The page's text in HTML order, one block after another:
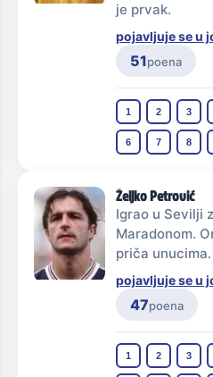
je prvak.
pojavljuje se u
51poena
1 2 3
6 7 8
Željko Petrović
Igrao u Sevilji
Maradonom.
priča unucima.
pojavljuje se u
47poena
1 2 3